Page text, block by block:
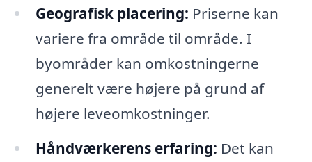
Geografisk placering: Priserne kan
variere fra område til område. I
byområder kan omkostningerne
generelt være højere på grund af
højere leveomkostninger.
Håndværkerens erfaring: Det kan